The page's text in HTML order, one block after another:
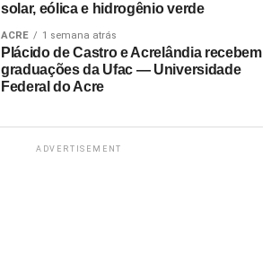
solar, eólica e hidrogênio verde
ACRE 1 semana atrás
Plácido de Castro e Acrelândia recebem
graduações da Ufac — Universidade
Federal do Acre
ADVERTISEMENT